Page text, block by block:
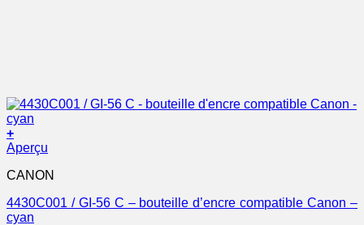
+
Aperçu
CANON
4430C001 / GI-56 C – bouteille d’encre compatible Canon –
cyan